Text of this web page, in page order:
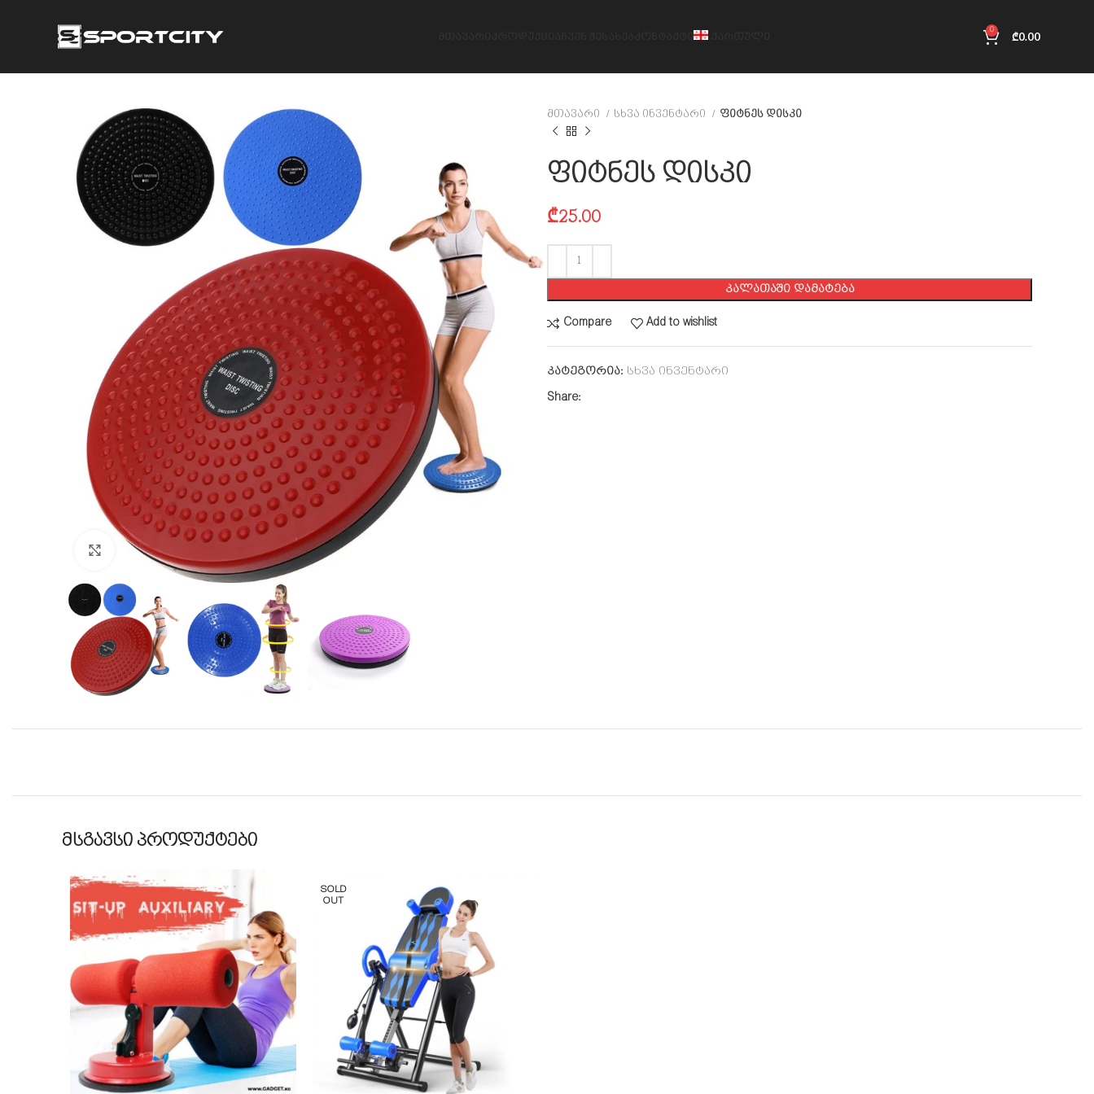
0 ₾0.00
Click to enlarge
მთავარი სხვა ინვენტარი ფიტნეს დისკი
ფიტნეს დისკი
₾25.00
ᲙᲐᲚᲐᲗᲐᲨᲘ ᲓᲐᲛᲐᲢᲔᲑᲐ
Compare Add to wishlist
კატეგორია: სხვა ინვენტარი
Share:
მსგავსი პროდუქტები
SOLD
OUT